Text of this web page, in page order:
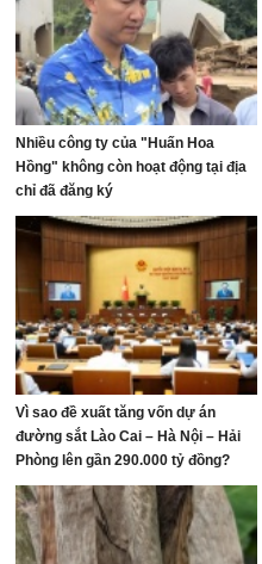
Nhiều công ty của "Huấn Hoa
Hồng" không còn hoạt động tại địa
chỉ đã đăng ký
Vì sao đề xuất tăng vốn dự án
đường sắt Lào Cai – Hà Nội – Hải
Phòng lên gần 290.000 tỷ đồng?